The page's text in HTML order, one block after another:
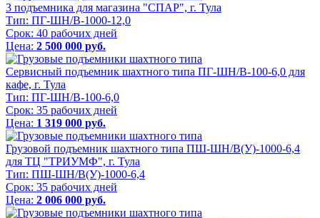
3 подъемника для магазина "СПАР", г. Тула
Тип: ПГ-ШН/В-1000-12,0
Срок: 40 рабочих дней
Цена: 2 500 000 руб.
Сервисный подъемник шахтного типа ПГ-ШН/В-100-6,0 для
кафе, г. Тула
Тип: ПГ-ШН/В-100-6,0
Срок: 35 рабочих дней
Цена: 1 319 000 руб.
Грузовой подъемник шахтного типа ПШ-ШН/В(У)-1000-6,4
для ТЦ "ТРИУМФ", г. Тула
Тип: ПШ-ШН/В(У)-1000-6,4
Срок: 35 рабочих дней
Цена: 2 006 000 руб.